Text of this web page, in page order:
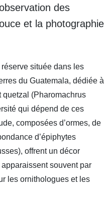
des
et la photographie
située dans les
du Guatemala, dédiée à
quetzal (Pharomachrus
qui dépend de ces
composées d’ormes, de
d’épiphytes
offrent un décor
souvent par
les ornithologues et les